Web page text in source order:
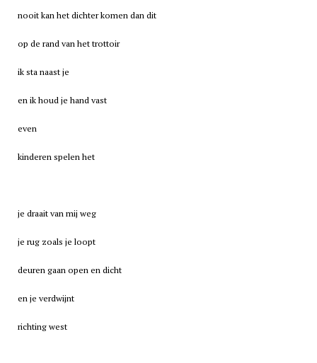
nooit kan het dichter komen dan dit
op de rand van het trottoir
ik sta naast je
en ik houd je hand vast
even
kinderen spelen het
je draait van mij weg
je rug zoals je loopt
deuren gaan open en dicht
en je verdwijnt
richting west